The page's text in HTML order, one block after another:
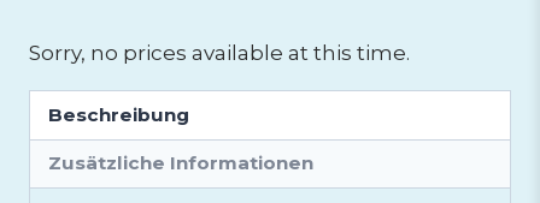
Sorry, no prices available at this time.
Beschreibung
Zusätzliche Informationen